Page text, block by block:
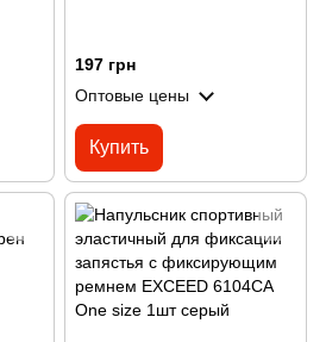
197 грн
Оптовые цены
Купить